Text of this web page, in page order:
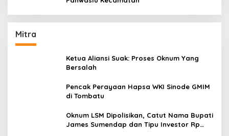
Mitra
Ketua Aliansi Suak: Proses Oknum Yang
Bersalah
Pencak Perayaan Hapsa WKI Sinode GMIM
di Tombatu
Oknum LSM Dipolisikan, Catut Nama Bupati
James Sumendap dan Tipu Investor Rp